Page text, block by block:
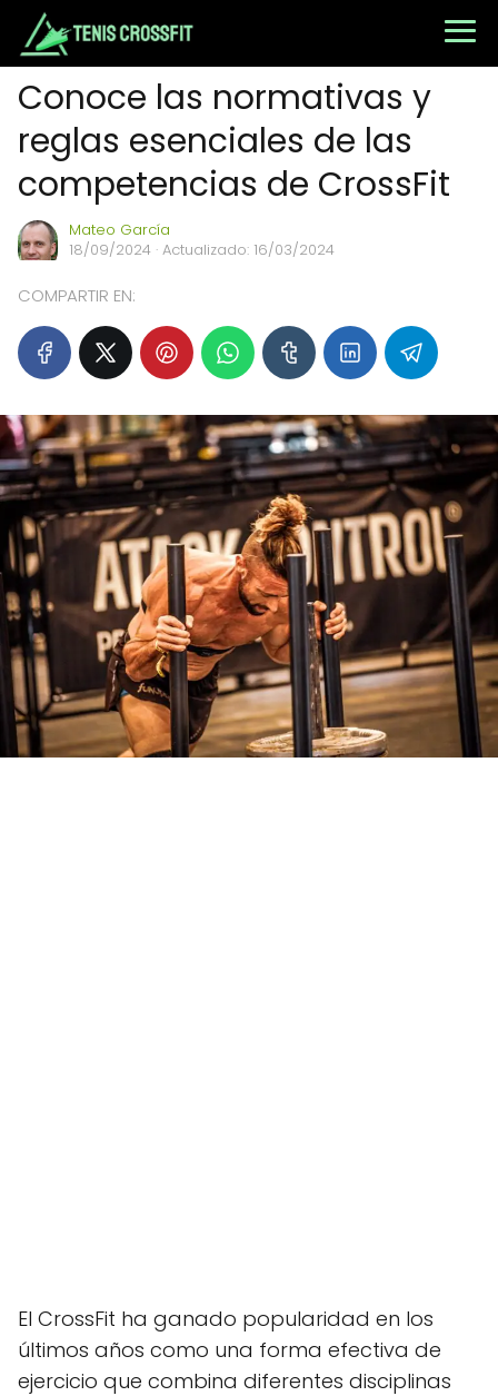
Conoce las normativas y
reglas esenciales de las
competencias de CrossFit
Mateo García
18/09/2024 · Actualizado: 16/03/2024
COMPARTIR EN:
El CrossFit ha ganado popularidad en los
últimos años como una forma efectiva de
ejercicio que combina diferentes disciplinas